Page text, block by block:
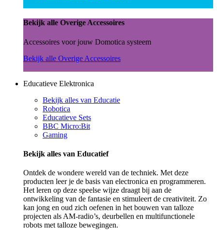
Bekijk alle Overige Accessoires
Accessoires voor jouw Domotica systeem
Bekijk alle Overige Accessoires
Educatieve Elektronica
Bekijk alles van Educatie
Robotica
Educatieve Sets
BBC Micro:Bit
Gaming
Bekijk alles van Educatief
Ontdek de wondere wereld van de techniek. Met deze
producten leer je de basis van electronica en programmeren.
Het leren op deze speelse wijze draagt bij aan de
ontwikkeling van de fantasie en stimuleert de creativiteit. Zo
kan jong en oud zich oefenen in het bouwen van talloze
projecten als AM-radio’s, deurbellen en multifunctionele
robots met talloze bewegingen.